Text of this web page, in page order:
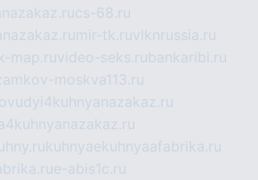
cs-68.ru
mir-tk.ruvlknrussia.ru
map.ruvideo-seks.rubankaribi.ru
moskva113.ru
kuhnyaekuhnyaafabrika.ru
e-abis1c.ru